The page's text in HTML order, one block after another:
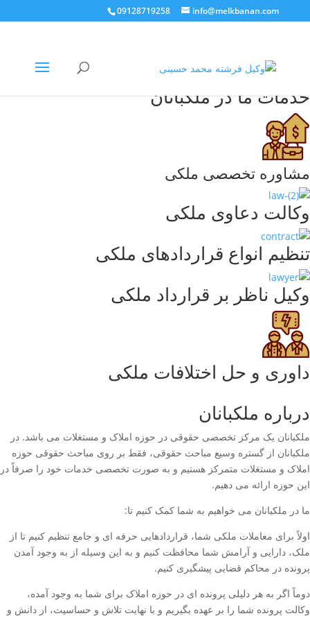
09128719258 info@melkbanan.com
دریافت مشاوره
مرکز تخصصی خدمات حقوقی ملکبانان
خدمات ما در ملکبانان
مشاوره تخصصی ملکی
وکالت دعاوی ملکی
تنظیم انواع قراردادهای ملکی
وکیل ناظر بر قرارداد ملکی
داوری و حل اختلافات ملکی
درباره ملکبانان
ملکبانان یک مرکز تخصصی حقوقی در حوزه املاک و مستغلات می باشد. در
ملکبانان از گستره وسیع مباحث حقوقی، فقط بر روی مباحث حقوقی حوزه
املاک و مستغلات متمرکز هستیم و به صورت تخصصی خدمات خود را صرفاً در
این حوزه ارائه می دهیم.
ما در ملکبانان می خواهیم به شما کمک کنیم تا:
اولاً برای معاملات ملکی شما، قراردادهایی حرفه ای و جامع تنظیم کنیم تا از
ملک، دارایی و آرامش شما محافظت کنیم و به این وسیله از به وجود آمدن
پرونده در محاکم قضایی پیشگیری کنیم.
دوماً اگر به هر دلیلی پرونده ای در حوزه املاک برای شما به وجود آمده،
وکالت پرونده شما را بر عهده بگیریم و با نهایت تلاش و حساسیت، از دانش و